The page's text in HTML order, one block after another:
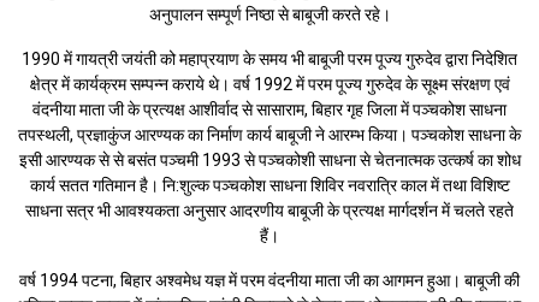
अनुपालन सम्पूर्ण निष्ठा से बाबूजी करते रहे।
1990 में गायत्री जयंती को महाप्रयाण के समय भी बाबूजी परम पूज्य गुरुदेव द्वारा निदेशित
क्षेत्र में कार्यक्रम सम्पन्न कराये थे। वर्ष 1992 में परम पूज्य गुरुदेव के सूक्ष्म संरक्षण एवं
वंदनीया माता जी के प्रत्यक्ष आशीर्वाद से सासाराम, बिहार गृह जिला में पञ्चकोश साधना
तपस्थली, प्रज्ञाकुंज आरण्यक का निर्माण कार्य बाबूजी ने आरम्भ किया। पञ्चकोश साधना के
इसी आरण्यक से से बसंत पञ्चमी 1993 से पञ्चकोशी साधना से चेतनात्मक उत्कर्ष का शोध
कार्य सतत गतिमान है। नि:शुल्क पञ्चकोश साधना शिविर नवरात्रि काल में तथा विशिष्ट
साधना सत्र भी आवश्यकता अनुसार आदरणीय बाबूजी के प्रत्यक्ष मार्गदर्शन में चलते रहते
हैं।
वर्ष 1994 पटना, बिहार अश्वमेध यज्ञ में परम वंदनीया माता जी का आगमन हुआ। बाबूजी की